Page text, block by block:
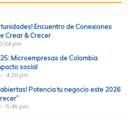
Encuentro de Conexiones
Crear & Crecer
pm
Microempresas de Colombia
social
- 4:20 pm
Potencia tu negocio este 2026
- 5:45 pm